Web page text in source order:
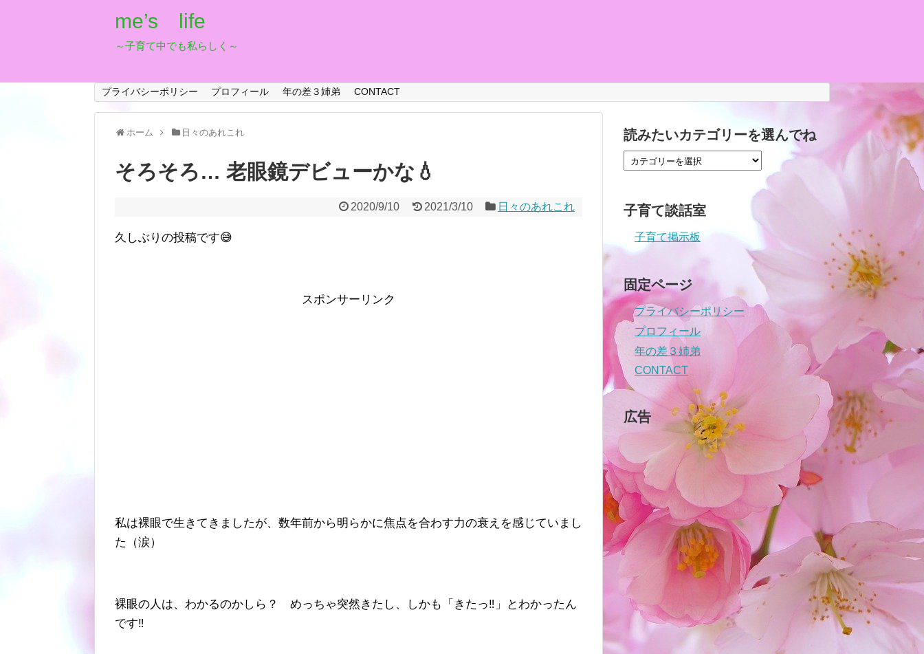
me’s life
～子育て中でも私らしく～
プライバシーポリシー プロフィール 年の差３姉弟 CONTACT
ホーム 日々のあれこれ
そろそろ… 老眼鏡デビューかな💧
2020/9/10 2021/3/10 日々のあれこれ
久しぶりの投稿です😅
スポンサーリンク
私は裸眼で生きてきましたが、数年前から明らかに焦点を合わす力の衰えを感じていまし
た（涙）
裸眼の人は、わかるのかしら？ めっちゃ突然きたし、しかも「きたっ‼️」とわかったん
です‼️
読みたいカテゴリーを選んでね
子育て談話室
子育て掲示板
固定ページ
プライバシーポリシー
プロフィール
年の差３姉弟
CONTACT
広告